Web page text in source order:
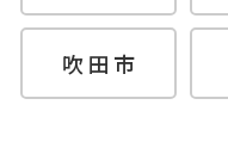
吹田市